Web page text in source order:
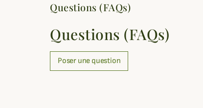
Questions (FAQs)
Questions (FAQs)
Poser une question